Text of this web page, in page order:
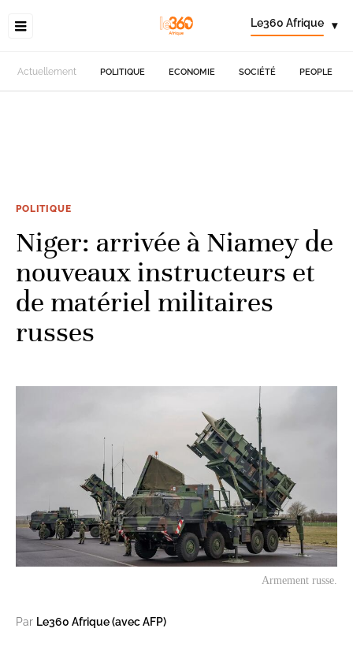
Le360 Afrique ▾
Actuellement POLITIQUE ECONOMIE SOCIÉTÉ PEOPLE
POLITIQUE
Niger: arrivée à Niamey de
nouveaux instructeurs et
de matériel militaires
russes
Armement russe.
Par Le360 Afrique (avec AFP)